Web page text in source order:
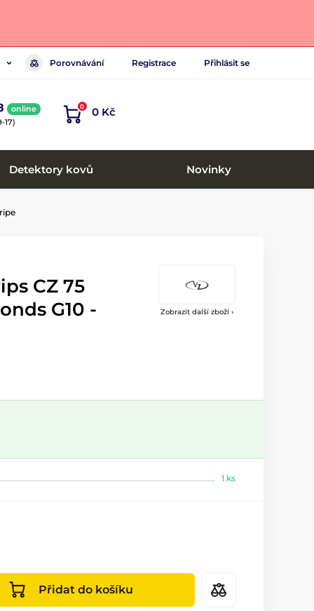
Porovnávání Registrace Přihlásit se
online
17)
0 0 Kč
Detektory kovů Novinky
Zobrazit další zboží ›
CZ 75
G10 -
1 ks
Přidat do košíku